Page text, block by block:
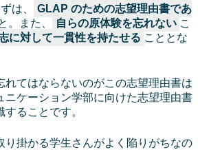
は、
GLAP のための志望理由書であ
。また、 自らの原体験を忘れない こ
に対して一貫性を持たせる こととな
れてはならないのがこの志望理由書は
ニケーション学部に向けた志望理由書
ることです。
り掛かる学生さんがよく陥りがちなの